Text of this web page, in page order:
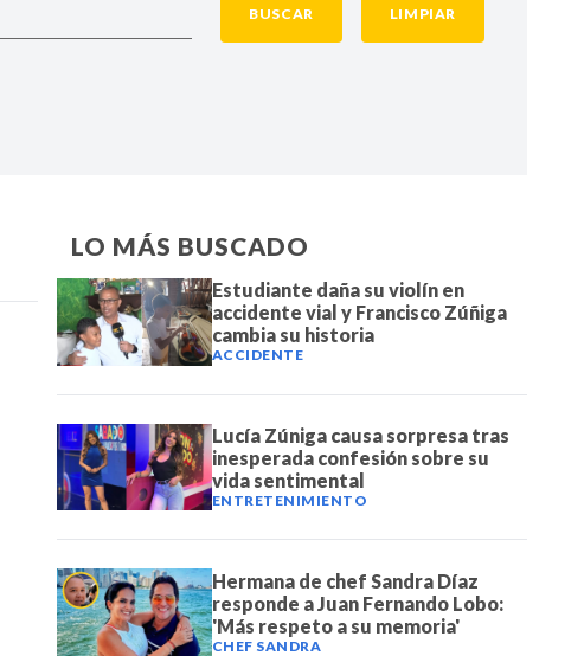
BUSCAR LIMPIAR
LO MÁS BUSCADO
Estudiante daña su violín en
accidente vial y Francisco Zúñiga
cambia su historia
ACCIDENTE
Lucía Zúniga causa sorpresa tras
inesperada confesión sobre su
vida sentimental
ENTRETENIMIENTO
Hermana de chef Sandra Díaz
responde a Juan Fernando Lobo:
'Más respeto a su memoria'
CHEF SANDRA